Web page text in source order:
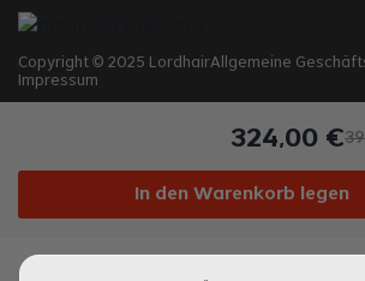
Copyright © 2025 LordhairAllgemeine
Impressum
324,00 €
In den Warenkorb legen